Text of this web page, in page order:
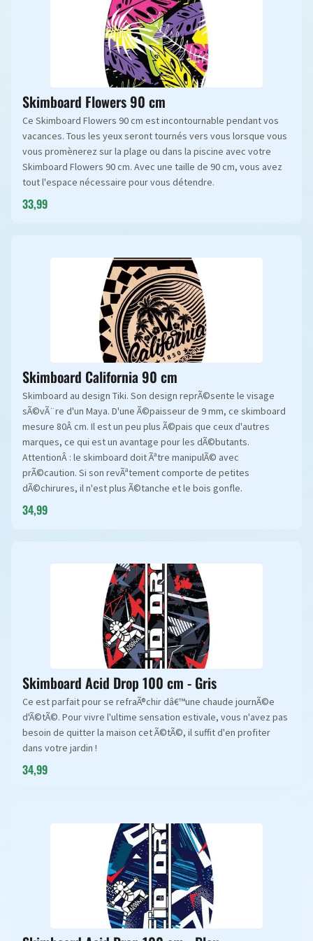
Skimboard Flowers 90 cm
Ce Skimboard Flowers 90 cm est incontournable pendant vos
vacances. Tous les yeux seront tournés vers vous lorsque vous
vous promènerez sur la plage ou dans la piscine avec votre
Skimboard Flowers 90 cm. Avec une taille de 90 cm, vous avez
tout l'espace nécessaire pour vous détendre.
33,99
Skimboard California 90 cm
Skimboard au design Tiki. Son design reprÃ©sente le visage
sÃ©vÃ¨re d'un Maya. D'une Ã©paisseur de 9 mm, ce skimboard
mesure 80Â cm. Il est un peu plus Ã©pais que ceux d'autres
marques, ce qui est un avantage pour les dÃ©butants.
AttentionÂ : le skimboard doit Ãªtre manipulÃ© avec
prÃ©caution. Si son revÃªtement comporte de petites
dÃ©chirures, il n'est plus Ã©tanche et le bois gonfle.
34,99
Skimboard Acid Drop 100 cm - Gris
Ce est parfait pour se refraÃ®chir dâ€™une chaude journÃ©e
d'Ã©tÃ©. Pour vivre l'ultime sensation estivale, vous n'avez pas
besoin de quitter la maison cet Ã©tÃ©, il suffit d'en profiter
dans votre jardin !
34,99